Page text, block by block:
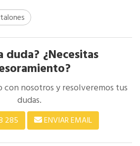
duda? ¿Necesitas
nosotros y resolveremos tus
dudas.
285 ENVIAR EMAIL